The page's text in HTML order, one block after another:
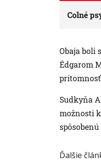
Colné
Obaja boli
Édgarom
Sudkyňa
možnosti
Ďalšie